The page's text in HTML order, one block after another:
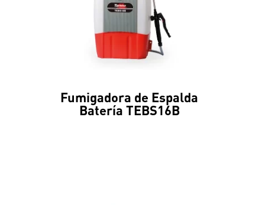
Fumigadora de Espalda
Batería TEBS16B